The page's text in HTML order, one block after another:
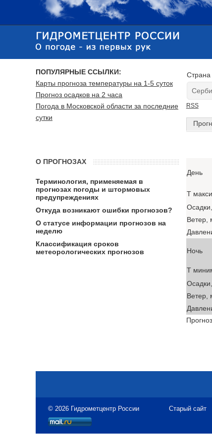
Страна
RSS
День
T
Ветер,
Ночь
T
Ветер,
ПОПУЛЯРНЫЕ ССЫЛКИ:
Карты прогноза температуры на 1-5 суток
Прогноз осадков на 2 часа
Погода в Московской области за последние
сутки
О ПРОГНОЗАХ
Терминология, применяемая в
прогнозах погоды и штормовых
предупреждениях
Откуда возникают ошибки прогнозов?
О статусе информации прогнозов на
неделю
Классификация сроков
метеорологических прогнозов
© 2026 Гидрометцентр России Старый сайт